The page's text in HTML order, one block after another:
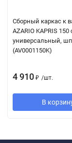
Сборный каркас к
AZARIO KAPRIS 150
универсальный,
(AV0001150K)
4 910 ₽ /шт.
В